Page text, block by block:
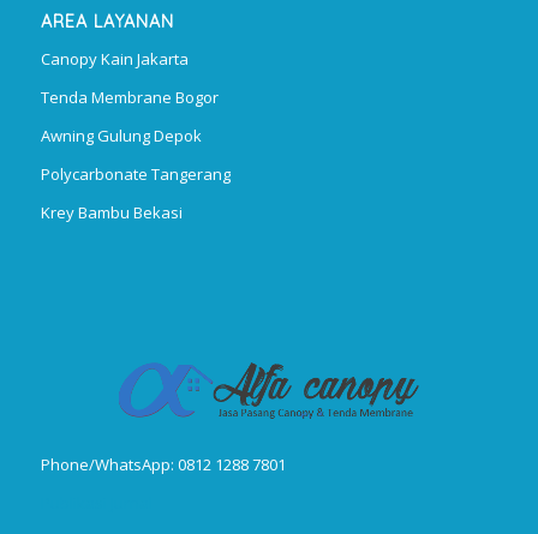
AREA LAYANAN
Canopy Kain Jakarta
Tenda Membrane Bogor
Awning Gulung Depok
Polycarbonate Tangerang
Krey Bambu Bekasi
Phone/WhatsApp: 0812 1288 7801